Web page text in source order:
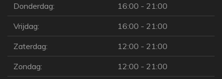
Donderdag: 16:00 - 21:00
Vrijdag: 16:00 - 21:00
Zaterdag: 12:00 - 21:00
Zondag: 12:00 - 21:00